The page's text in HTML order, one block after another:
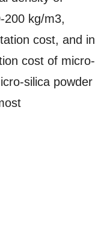
200 kg/m3,
cost, and in
cost of micro-
silica powder